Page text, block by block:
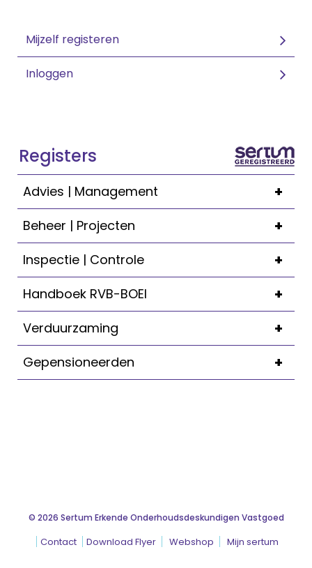
Mijzelf registeren
Inloggen
Registers
+
Advies | Management
+
Beheer | Projecten
+
Inspectie | Controle
+
Handboek RVB-BOEI
+
Verduurzaming
+
Gepensioneerden
© 2026 Sertum Erkende Onderhoudsdeskundigen Vastgoed
Contact Download Flyer Webshop Mijn sertum